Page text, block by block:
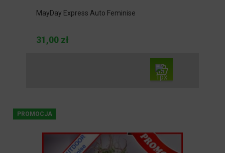
MayDay Express Auto Feminise
31,00 zł
PROMOCJA